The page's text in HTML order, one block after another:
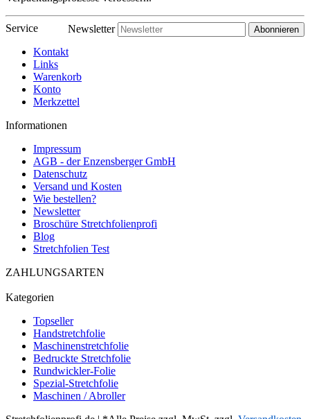
Newsletter Abonnieren
Service
Kontakt
Links
Warenkorb
Konto
Merkzettel
Informationen
Impressum
AGB - der Enzensberger GmbH
Datenschutz
Versand und Kosten
Wie bestellen?
Newsletter
Broschüre Stretchfolienprofi
Blog
Stretchfolien Test
ZAHLUNGSARTEN
Kategorien
Topseller
Handstretchfolie
Maschinenstretchfolie
Bedruckte Stretchfolie
Rundwickler-Folie
Spezial-Stretchfolie
Maschinen / Abroller